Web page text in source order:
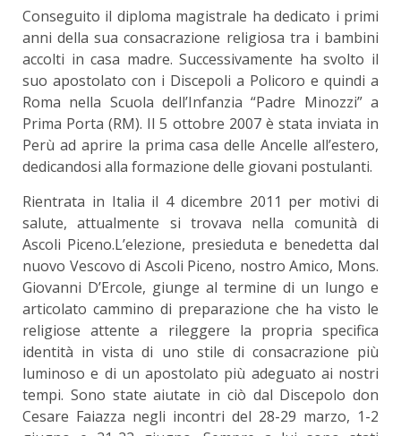
Conseguito il diploma magistrale ha dedicato i primi
anni della sua consacrazione religiosa tra i bambini
accolti in casa madre. Successivamente ha svolto il
suo apostolato con i Discepoli a Policoro e quindi a
Roma nella Scuola dell’Infanzia “Padre Minozzi” a
Prima Porta (RM). Il 5 ottobre 2007 è stata inviata in
Perù ad aprire la prima casa delle Ancelle all’estero,
dedicandosi alla formazione delle giovani postulanti.
Rientrata in Italia il 4 dicembre 2011 per motivi di
salute, attualmente si trovava nella comunità di
Ascoli Piceno.L’elezione, presieduta e benedetta dal
nuovo Vescovo di Ascoli Piceno, nostro Amico, Mons.
Giovanni D’Ercole, giunge al termine di un lungo e
articolato cammino di preparazione che ha visto le
religiose attente a rileggere la propria specifica
identità in vista di uno stile di consacrazione più
luminoso e di un apostolato più adeguato ai nostri
tempi. Sono state aiutate in ciò dal Discepolo don
Cesare Faiazza negli incontri del 28-29 marzo, 1-2